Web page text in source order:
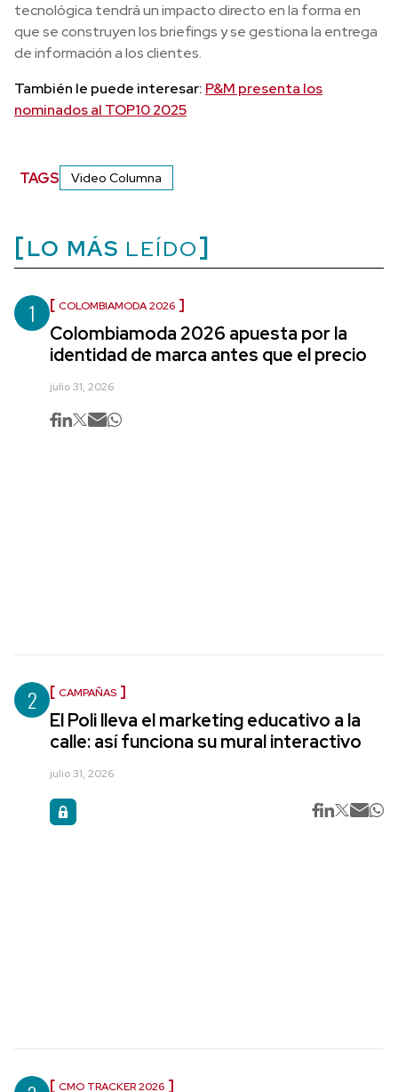
tecnológica tendrá un impacto directo en la forma en
que se construyen los briefings y se gestiona la entrega
de información a los clientes.
También le puede interesar: P&M presenta los
nominados al TOP10 2025
TAGS Video Columna
LO MÁS LEÍDO
1 COLOMBIAMODA 2026
Colombiamoda 2026 apuesta por la
identidad de marca antes que el precio
julio 31, 2026
2 CAMPAÑAS
El Poli lleva el marketing educativo a la
calle: así funciona su mural interactivo
julio 31, 2026
CMO TRACKER 2026